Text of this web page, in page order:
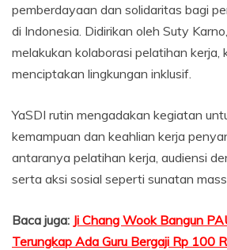
pemberdayaan dan solidaritas bagi
di Indonesia. Didirikan oleh Suty
melakukan kolaborasi pelatihan kerja,
menciptakan lingkungan inklusif.
YaSDI rutin mengadakan kegiatan
kemampuan dan keahlian kerja
antaranya pelatihan kerja, audiensi
serta aksi sosial seperti sunatan
Baca juga: Ji Chang Wook Bangun
Terungkap Ada Guru Bergaji Rp 100